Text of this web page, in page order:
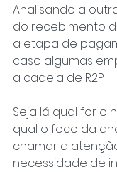
Analisando a
do recebimento
a etapa de
caso algumas
a cadeia de R2P.
Seja lá qual for o
qual o foco da
chamar a
necessidade de